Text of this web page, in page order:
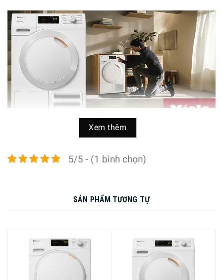
Máy Sấy Quần Áo Heat Pump Miele TCC570WP EcoSpeed giải
pháp giúp quần áo luôn khô ráo khi bạn cần
giai đoạn phát triển của dòng máy sấy T1, Miele đã thử
các chương trình khác nhau. Trong khi một số động cơ ô tô
được kiểm tra trong 3.000 giờ, chúng tôi kiểm tra hiệu suất
ổn định trong tối đa 10.000 giờ. Ngày và đêm. Toàn diện
và chính xác. Để đảm bảo cho bạn kết quả xuất sắc, năm
Xem thêm
5/5 - (1 bình chọn)
SẢN PHẨM TƯƠNG TỰ